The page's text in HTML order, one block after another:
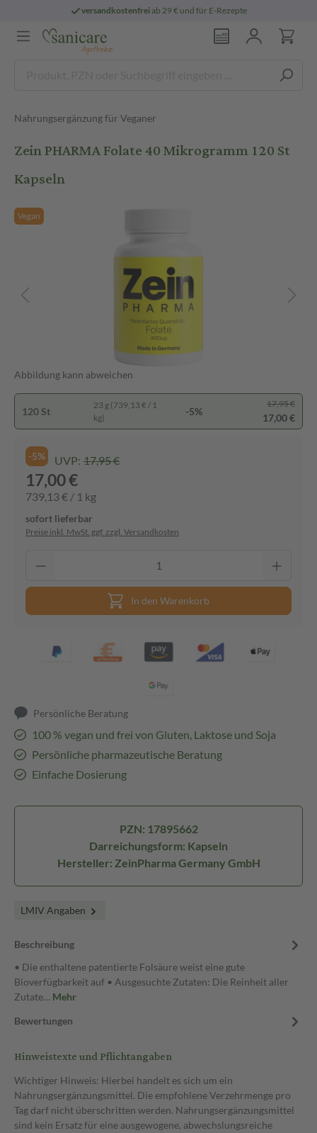
versandkostenfreiab 29 € und für E-Rezepte
Nahrungsergänzung für Veganer
Zein PHARMA Folate 40 Mikrogramm 120 St
Kapseln
Vegan
Abbildung kann abweichen
120 St
23 g (739,13 € / 1
kg)
-5%
17,95 €
17,00 €
-5% UVP: 17,95 €
17,00 €
739,13 € / 1 kg
sofort lieferbar
Preise inkl. MwSt. ggf. zzgl. Versandkosten
In den Warenkorb
Persönliche Beratung
100 % vegan und frei von Gluten, Laktose und Soja
Persönliche pharmazeutische Beratung
Einfache Dosierung
PZN: 17895662
Darreichungsform: Kapseln
Hersteller: ZeinPharma Germany GmbH
LMIV Angaben
Beschreibung
• Die enthaltene patentierte Folsäure weist eine gute
Bioverfügbarkeit auf • Ausgesuchte Zutaten: Die Reinheit aller
Zutate… Mehr
Bewertungen
Hinweistexte und Pflichtangaben
Wichtiger Hinweis: Hierbei handelt es sich um ein
Nahrungsergänzungsmittel. Die empfohlene Verzehrmenge pro
Tag darf nicht überschritten werden. Nahrungsergänzungsmittel
sind kein Ersatz für eine ausgewogene, abwechslungsreiche